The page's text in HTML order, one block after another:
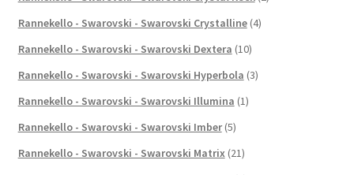
Rannekello - Swarovski - Swarovski Crystalline (4)
Rannekello - Swarovski - Swarovski Dextera (10)
Rannekello - Swarovski - Swarovski Hyperbola (3)
Rannekello - Swarovski - Swarovski Illumina (1)
Rannekello - Swarovski - Swarovski Imber (5)
Rannekello - Swarovski - Swarovski Matrix (21)